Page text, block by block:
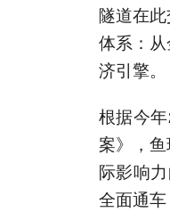
隧道在
体系：
济引擎。
根据今
案》，
际影响
全面通